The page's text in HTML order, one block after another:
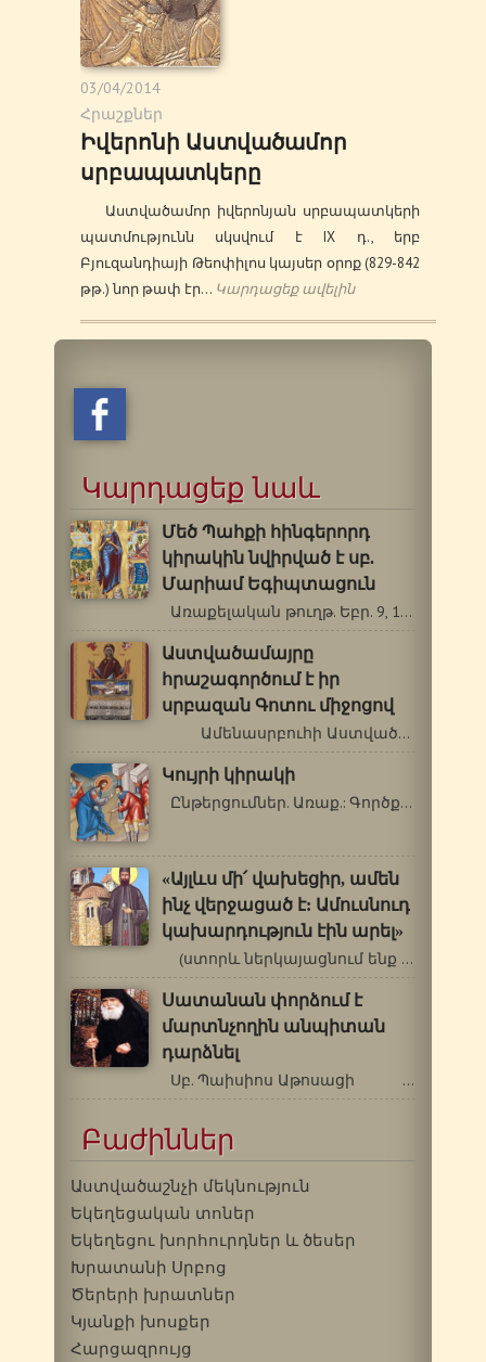
03/04/2014
Հրաշքներ
Իվերոնի Աստվածամոր
սրբապատկերը
Աստվածամոր իվերոնյան սրբապատկերի
պատմությունն սկսվում է IX դ., երբ
Բյուզանդիայի Թեոփիլոս կայսեր օրոք (829-842
թթ.) նոր թափ էր… Կարդացեք ավելին
Կարդացեք նաև
Մեծ Պահքի հինգերորդ
կիրակին նվիրված է սբ.
Մարիամ Եգիպտացուն
Առաքելական թուղթ. Եբր. 9, 11-14: Ավետարան.…
Աստվածամայրը
հրաշագործում է իր
սրբազան Գոտու միջոցով
Ամենասրբուհի Աստվածամոր…
Կույրի կիրակի
Ընթերցումներ. Առաք.: Գործք 16. 16-34…
«Այլևս մի՛ վախեցիր, ամեն
ինչ վերջացած է: Ամուսնուդ
կախարդություն էին արել»
(ստորև ներկայացնում ենք Հրաշագործ…
Սատանան փորձում է
մարտնչողին անպիտան
դարձնել
Սբ. Պաիսիոս Աթոսացի …
Բաժիններ
Աստվածաշնչի մեկնություն
Եկեղեցական տոներ
Եկեղեցու խորհուրդներ և ծեսեր
Խրատանի Սրբոց
Ծերերի խրատներ
Կյանքի խոսքեր
Հարցազրույց